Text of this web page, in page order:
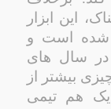
این ابزار
شده است و
در سال های
بیشتر از
یک هم تیمی